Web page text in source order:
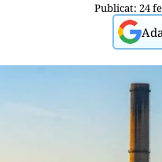
Publicat: 24